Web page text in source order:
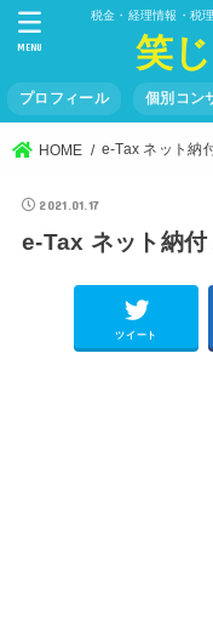
税金・経理情報・税
笑
プロフィール 個別コン
MENU
HOME e-Tax ネット納
2021.01.17
e-Tax ネット納付
ツイート